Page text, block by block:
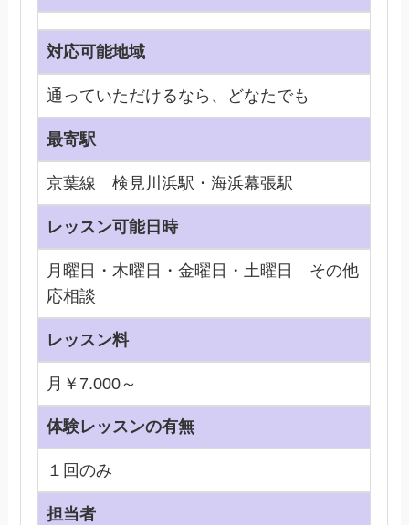
対応可能地域
通っていただけるなら、どなたでも
最寄駅
京葉線 検見川浜駅・海浜幕張駅
レッスン可能日時
月曜日・木曜日・金曜日・土曜日 その他
応相談
レッスン料
月￥7.000～
体験レッスンの有無
１回のみ
担当者